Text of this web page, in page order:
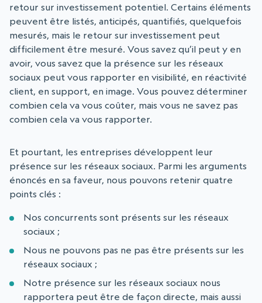
retour sur investissement potentiel. Certains éléments
peuvent être listés, anticipés, quantifiés, quelquefois
mesurés, mais le retour sur investissement peut
difficilement être mesuré. Vous savez qu’il peut y en
avoir, vous savez que la présence sur les réseaux
sociaux peut vous rapporter en visibilité, en réactivité
client, en support, en image. Vous pouvez déterminer
combien cela va vous coûter, mais vous ne savez pas
combien cela va vous rapporter.
Et pourtant, les entreprises développent leur
présence sur les réseaux sociaux. Parmi les arguments
énoncés en sa faveur, nous pouvons retenir quatre
points clés :
Nos concurrents sont présents sur les réseaux
sociaux ;
Nous ne pouvons pas ne pas être présents sur les
réseaux sociaux ;
Notre présence sur les réseaux sociaux nous
rapportera peut être de façon directe, mais aussi